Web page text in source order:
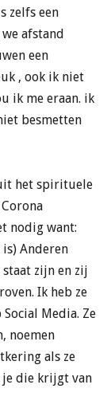
zelfs een
afstand
een
, ook ik niet
ik me eraan. ik
besmetten
het spirituele
nodig want:
Anderen
zijn en zij
Ik heb ze
Media. Ze
noemen
als ze
je die krijgt van